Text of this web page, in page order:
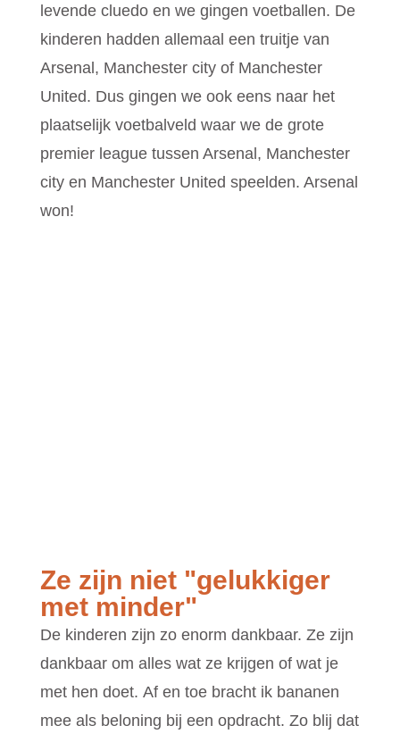
levende cluedo en we gingen voetballen. De
kinderen hadden allemaal een truitje van
Arsenal, Manchester city of Manchester
United. Dus gingen we ook eens naar het
plaatselijk voetbalveld waar we de grote
premier league tussen Arsenal, Manchester
city en Manchester United speelden. Arsenal
won!
Ze zijn niet "gelukkiger
met minder"
De kinderen zijn zo enorm dankbaar. Ze zijn
dankbaar om alles wat ze krijgen of wat je
met hen doet. Af en toe bracht ik bananen
mee als beloning bij een opdracht. Zo blij dat